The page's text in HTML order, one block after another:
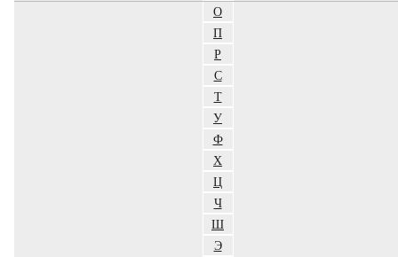
О
П
Р
С
Т
У
Ф
Х
Ц
Ч
Ш
Э